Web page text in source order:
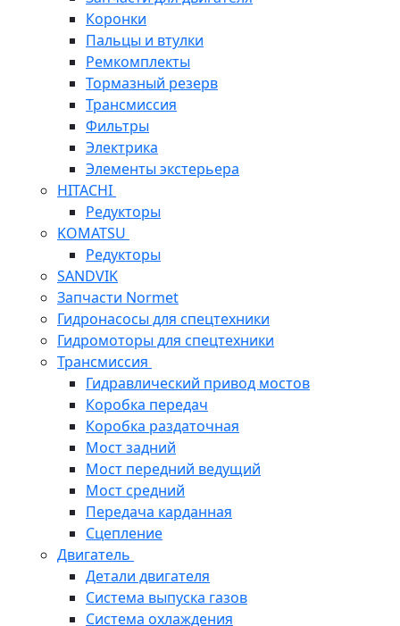
Коронки
Пальцы и втулки
Ремкомплекты
Тормазный резерв
Трансмиссия
Фильтры
Электрика
Элементы экстерьера
HITACHI
Редукторы
KOMATSU
Редукторы
SANDVIK
Запчасти Normet
Гидронасосы для спецтехники
Гидромоторы для спецтехники
Трансмиссия
Гидравлический привод мостов
Коробка передач
Коробка раздаточная
Мост задний
Мост передний ведущий
Мост средний
Передача карданная
Сцепление
Двигатель
Детали двигателя
Система выпуска газов
Система охлаждения